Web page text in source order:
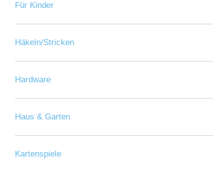
Für Kinder
Häkeln/Stricken
Hardware
Haus & Garten
Kartenspiele